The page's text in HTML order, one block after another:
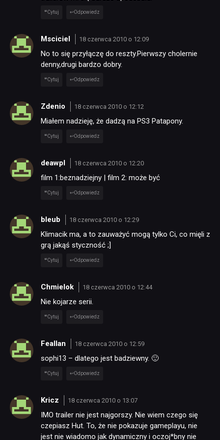
NEWSY
RECENZJE
PUBLICYSTYKA
Cytuj Odpowiedz
Msciciel 18 czerwca 2010 o 12:09
No to się przyłączę do reszty.Pierwszy cholernie
denny,drugi bardzo dobry.
Cytuj Odpowiedz
Zdenio 18 czerwca 2010 o 12:12
Miałem nadzieję, że dadzą na PS3 Patapony.
Cytuj Odpowiedz
deawpl 18 czerwca 2010 o 12:20
film 1:beznadziejny | film 2: może być
Cytuj Odpowiedz
bleub 18 czerwca 2010 o 12:29
Klimacik ma, a to zauważyć mogą tylko Ci, co mięli z
grą jakąś styczność ;]
Cytuj Odpowiedz
Chmielok 18 czerwca 2010 o 12:44
Nie kojarze serii.
Cytuj Odpowiedz
Feallan 18 czerwca 2010 o 12:59
sophi13 – dlatego jest badziewny. 🙂
Cytuj Odpowiedz
Kricz 18 czerwca 2010 o 13:07
IMO trailer nie jest najgorszy. Nie wiem czego się
czepiasz Hut. To, że nie pokazuje gameplayu, nie
jest nie wiadomo jak dynamiczny i oczoj*bny nie